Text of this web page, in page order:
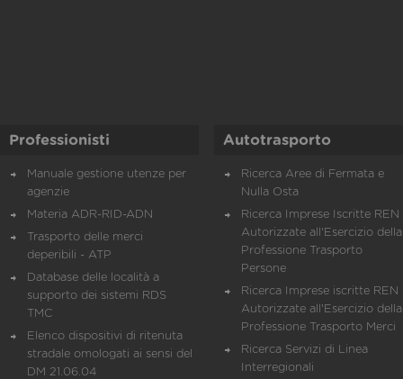
Professionisti
Manuale gestione utenze per
agenzie
Materia ADR-RID-ADN
Trasporto delle merci
deperibili - ATP
Database delle località a
supporto dei sistemi RDS
TMC
Elenco dispositivi di ritenuta
stradale omologati ai sensi del
DM 21.06.04
Autotrasporto
Ricerca Aree di Fermata e
Nulla Osta
Ricerca Imprese Iscritte REN
Autorizzate all'Esercizio della
Professione Trasporto
Persone
Ricerca Imprese iscritte REN
Autorizzate all'Esercizio della
Professione Trasporto Merci
Ricerca Servizi di Linea
Interregionali